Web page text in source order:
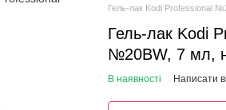
Гель-лак Kodi Professional
Гель-лак Kodi
№20BW, 7 мл,
В наявності Написати